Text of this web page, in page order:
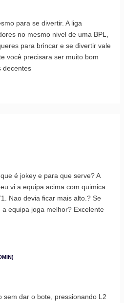
para se divertir. A liga
no mesmo nivel de uma BPL,
para brincar e se divertir vale
você precisara ser muito bom
decentes
é jokey e para que serve? A
vi a equipa acima com quimica
Nao devia ficar mais alto.? Se
equipa joga melhor? Excelente
sem dar o bote, pressionando L2